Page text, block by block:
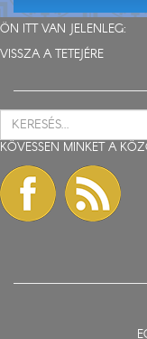
ÖN ITT VAN JELENLEG:
VISSZA A TETEJÉRE
KÖVESSEN MINKET A